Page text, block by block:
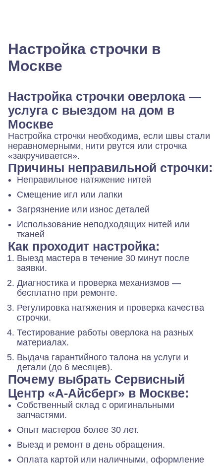
Настройка строчки в
Москве
Настройка строчки оверлока —
услуга с выездом на дом в
Москве
Настройка строчки необходима, если швы стали
неравномерными, нити рвутся или строчка
«закручивается».
Причины неправильной строчки:
Неправильное натяжение нитей
Смещение игл или лапки
Загрязнение или износ деталей
Использование неподходящих нитей или
тканей
Как проходит настройка:
Выезд мастера в течение 30 минут после
заявки.
Диагностика и проверка механизмов —
бесплатно при ремонте.
Регулировка натяжения и проверка качества
строчки.
Тестирование работы оверлока на разных
материалах.
Выдача гарантийного талона на услуги и
детали (до 6 месяцев).
Почему выбрать Сервисный
Центр «А-Айсберг» в Москве:
Собственный склад с оригинальными
запчастями.
Опыт мастеров более 30 лет.
Выезд и ремонт в день обращения.
Оплата картой или наличными, оформление